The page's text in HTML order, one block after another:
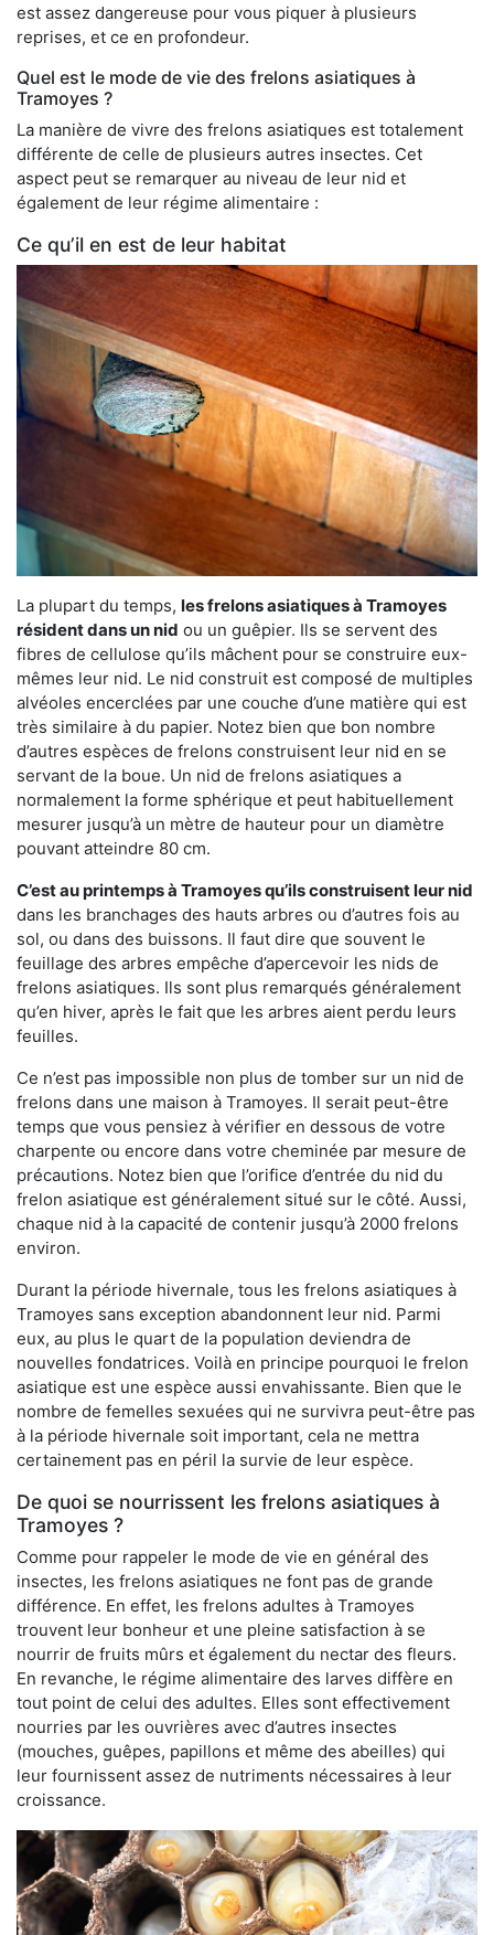
est assez dangereuse pour vous piquer à plusieurs
reprises, et ce en profondeur.
Quel est le mode de vie des frelons asiatiques à
Tramoyes ?
La manière de vivre des frelons asiatiques est totalement
différente de celle de plusieurs autres insectes. Cet
aspect peut se remarquer au niveau de leur nid et
également de leur régime alimentaire :
Ce qu’il en est de leur habitat
La plupart du temps, les frelons asiatiques à Tramoyes
résident dans un nid ou un guêpier. Ils se servent des
fibres de cellulose qu’ils mâchent pour se construire eux-
mêmes leur nid. Le nid construit est composé de multiples
alvéoles encerclées par une couche d’une matière qui est
très similaire à du papier. Notez bien que bon nombre
d’autres espèces de frelons construisent leur nid en se
servant de la boue. Un nid de frelons asiatiques a
normalement la forme sphérique et peut habituellement
mesurer jusqu’à un mètre de hauteur pour un diamètre
pouvant atteindre 80 cm.
C’est au printemps à Tramoyes qu’ils construisent leur nid
dans les branchages des hauts arbres ou d’autres fois au
sol, ou dans des buissons. Il faut dire que souvent le
feuillage des arbres empêche d’apercevoir les nids de
frelons asiatiques. Ils sont plus remarqués généralement
qu’en hiver, après le fait que les arbres aient perdu leurs
feuilles.
Ce n’est pas impossible non plus de tomber sur un nid de
frelons dans une maison à Tramoyes. Il serait peut-être
temps que vous pensiez à vérifier en dessous de votre
charpente ou encore dans votre cheminée par mesure de
précautions. Notez bien que l’orifice d’entrée du nid du
frelon asiatique est généralement situé sur le côté. Aussi,
chaque nid à la capacité de contenir jusqu’à 2000 frelons
environ.
Durant la période hivernale, tous les frelons asiatiques à
Tramoyes sans exception abandonnent leur nid. Parmi
eux, au plus le quart de la population deviendra de
nouvelles fondatrices. Voilà en principe pourquoi le frelon
asiatique est une espèce aussi envahissante. Bien que le
nombre de femelles sexuées qui ne survivra peut-être pas
à la période hivernale soit important, cela ne mettra
certainement pas en péril la survie de leur espèce.
De quoi se nourrissent les frelons asiatiques à
Tramoyes ?
Comme pour rappeler le mode de vie en général des
insectes, les frelons asiatiques ne font pas de grande
différence. En effet, les frelons adultes à Tramoyes
trouvent leur bonheur et une pleine satisfaction à se
nourrir de fruits mûrs et également du nectar des fleurs.
En revanche, le régime alimentaire des larves diffère en
tout point de celui des adultes. Elles sont effectivement
nourries par les ouvrières avec d’autres insectes
(mouches, guêpes, papillons et même des abeilles) qui
leur fournissent assez de nutriments nécessaires à leur
croissance.